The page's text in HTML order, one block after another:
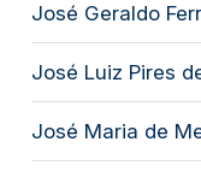
José Geraldo
José Luiz Pires
José Maria de